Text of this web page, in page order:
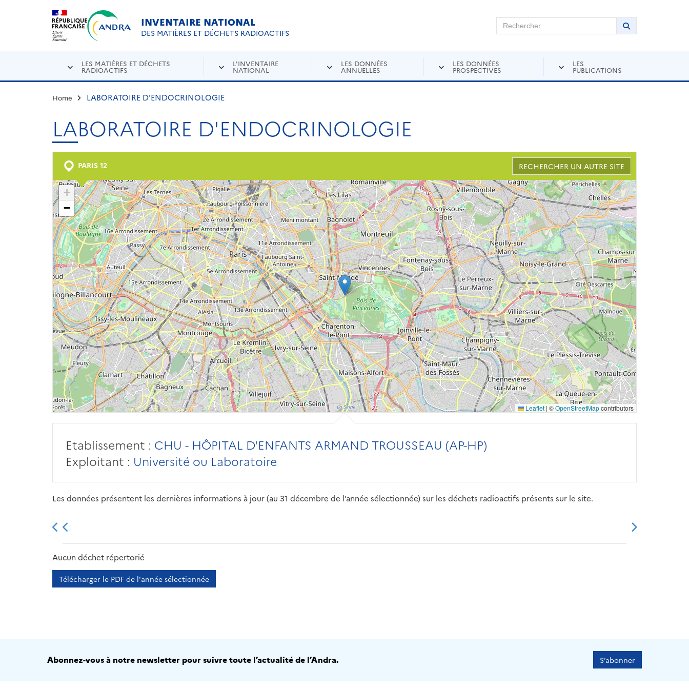
Aller au contenu principal
INVENTAIRE NATIONAL
DES MATIÈRES ET DÉCHETS RADIOACTIFS
Rechercher sur Andra Inventaire Rechercher
Lancer la
LES MATIÈRES ET DÉCHETS
RADIOACTIFS
L'INVENTAIRE
NATIONAL
LES DONNÉES
ANNUELLES
LES DONNÉES
PROSPECTIVES
LES
PUBLICATIONS
Home LABORATOIRE D'ENDOCRINOLOGIE
LABORATOIRE D'ENDOCRINOLOGIE
PARIS 12 RECHERCHER UN AUTRE SITE
+
−
Leaflet | ©OpenStreetMapcontributors
Etablissement : CHU - HÔPITAL D'ENFANTS ARMAND TROUSSEAU (AP-HP)
Exploitant : Université ou Laboratoire
Les données présentent les dernières informations à jour (au 31 décembre de l’année sélectionnée) sur les déchets radioactifs présents sur le site.
2013 2014
Aucun déchet répertorié
Télécharger le PDF de l'année sélectionnée
Abonnez-vous à notre newsletter pour suivre toute l’actualité de l’Andra. S’abonner